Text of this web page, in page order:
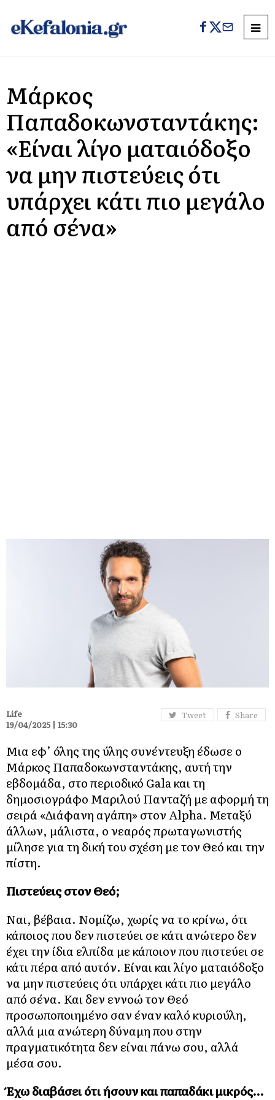
Μάρκος
Παπαδοκωνσταντάκης:
«Είναι λίγο ματαιόδοξο
να μην πιστεύεις ότι
υπάρχει κάτι πιο μεγάλο
από σένα»
Tweet Share
Life
19/04/2025 | 15:30
Μια εφ’ όλης της ύλης συνέντευξη έδωσε ο
Μάρκος Παπαδοκωνσταντάκης, αυτή την
εβδομάδα, στο περιοδικό Gala και τη
δημοσιογράφο Μαριλού Πανταζή με αφορμή τη
σειρά «Διάφανη αγάπη» στον Alpha. Μεταξύ
άλλων, μάλιστα, ο νεαρός πρωταγωνιστής
μίλησε για τη δική του σχέση με τον Θεό και την
πίστη.
Πιστεύεις στον Θεό;
Ναι, βέβαια. Νομίζω, χωρίς να το κρίνω, ότι
κάποιος που δεν πιστεύει σε κάτι ανώτερο δεν
έχει την ίδια ελπίδα με κάποιον που πιστεύει σε
κάτι πέρα από αυτόν. Είναι και λίγο ματαιόδοξο
να μην πιστεύεις ότι υπάρχει κάτι πιο μεγάλο
από σένα. Και δεν εννοώ τον Θεό
προσωποποιημένο σαν έναν καλό κυριούλη,
αλλά μια ανώτερη δύναμη που στην
πραγματικότητα δεν είναι πάνω σου, αλλά
μέσα σου.
Έχω διαβάσει ότι ήσουν και παπαδάκι μικρός…